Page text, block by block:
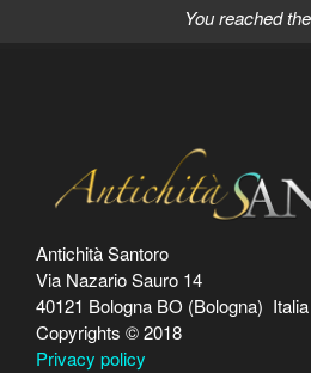
You reached
Antichità Santoro
Via Nazario Sauro 14
40121 Bologna BO (Bologna) Italia
Copyrights © 2018
Privacy policy